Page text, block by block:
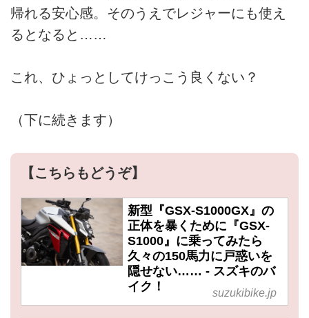
帰れる安心感。そのうえでレジャーにも使え
るとなると……
これ、ひょっとしてけっこう良くない？
（下に続きます）
【こちらもどうぞ】
新型『GSX-S1000GX』の
正体を暴くために『GSX-
S1000』に乗ってみたら
久々の150馬力に戸惑いを
隠せない…… - スズキのバ
イク！
suzukibike.jp